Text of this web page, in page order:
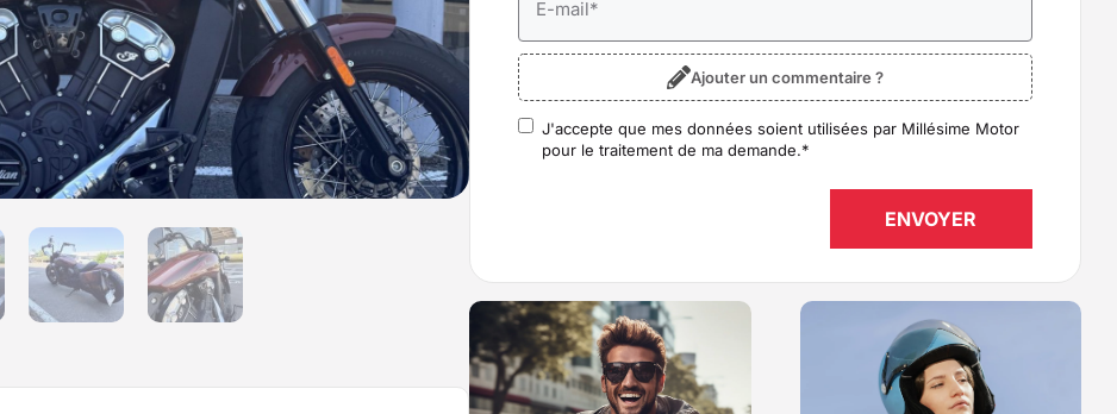
E-mail*
Ajouter un commentaire ?
RGPD*
J'accepte que mes données soient utilisées par Millésime Motor
pour le traitement de ma demande.*